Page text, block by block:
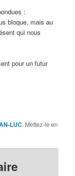
:
bloque, mais au
qui nous
pour un futur
LUC. Mettez-le en